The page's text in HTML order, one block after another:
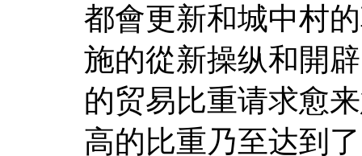
都會更新和城中村
施的從新操纵和開
的贸易比重请求愈
高的比重乃至达到